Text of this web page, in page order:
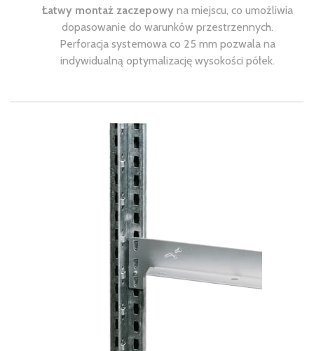
Łatwy montaż zaczepowy na miejscu, co umożliwia
dopasowanie do warunków przestrzennych.
Perforacja systemowa co 25 mm pozwala na
indywidualną optymalizację wysokości półek.